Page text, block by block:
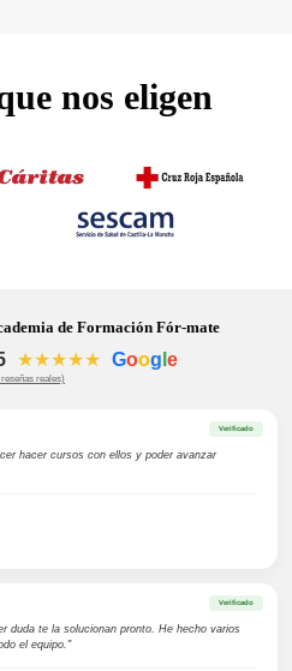
nos eligen
de Formación Fór-mate
★★★★★ Goog e
reales)
Verificado
hacer cursos con ellos y poder avanzar
Verificado
duda te la solucionan pronto. He hecho varios
el equipo."